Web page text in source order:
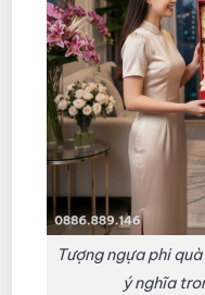
Tượng ngựa phi
ý nghĩa